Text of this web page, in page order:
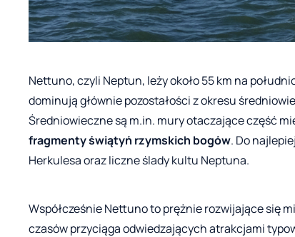
Nettuno, czyli Neptun, leży około 55 km na
dominują głównie pozostałości z okresu
Średniowieczne są m.in. mury otaczające część
fragmenty świątyń rzymskich bogów. Do
Herkulesa oraz liczne ślady kultu Neptuna.
Współcześnie Nettuno to prężnie rozwijające się
czasów przyciąga odwiedzających atrakcjami